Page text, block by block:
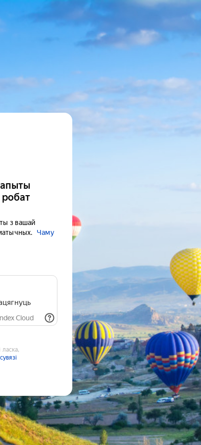
робат
з вашай
Чаму
Cloud
ласка,